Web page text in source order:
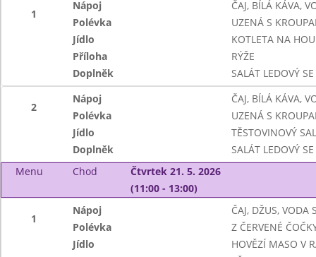
1
Nápoj
ČAJ, BÍLÁ KÁVA,
Polévka
UZENÁ S
Jídlo
KOTLETA NA
Příloha
RÝŽE
Doplněk
SALÁT LEDOVÝ
2
Nápoj
ČAJ, BÍLÁ KÁVA,
Polévka
UZENÁ S
Jídlo
TĚSTOVINOVÝ
Doplněk
SALÁT LEDOVÝ
Menu
Chod
Čtvrtek 21. 5. 2026
(11:00 - 13:00)
1
Nápoj
ČAJ, DŽUS, VODA
Polévka
Z ČERVENÉ
Jídlo
HOVĚZÍ MASO V